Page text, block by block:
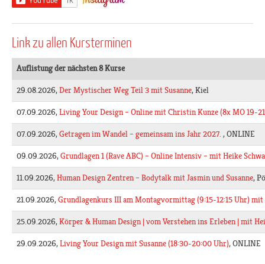
Link zu allen Kursterminen
Auflistung der nächsten 8 Kurse
29.08.2026,Der Mystischer Weg Teil 3 mit Susanne, Kiel
07.09.2026,Living Your Design – Online mit Christin Kunze (8x MO 19-
07.09.2026,Getragen im Wandel – gemeinsam ins Jahr 2027. , ONLINE
09.09.2026,Grundlagen 1 (Rave ABC) – Online Intensiv – mit Heike
11.09.2026,Human Design Zentren – Bodytalk mit Jasmin und Susanne,
21.09.2026,Grundlagenkurs III am Montagvormittag (9:15-12:15 Uhr) mit
25.09.2026,Körper & Human Design | vom Verstehen ins Erleben | mit
29.09.2026,Living Your Design mit Susanne (18:30-20:00 Uhr), ONLINE